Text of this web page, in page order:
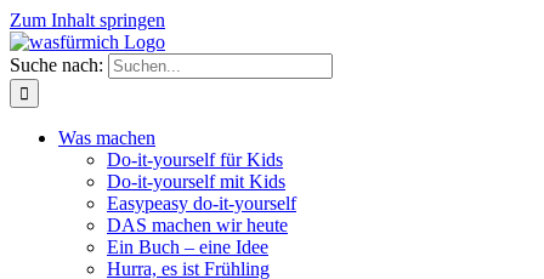
Zum Inhalt springen
Suche nach:
Was machen
Do-it-yourself für Kids
Do-it-yourself mit Kids
Easypeasy do-it-yourself
DAS machen wir heute
Ein Buch – eine Idee
Hurra, es ist Frühling